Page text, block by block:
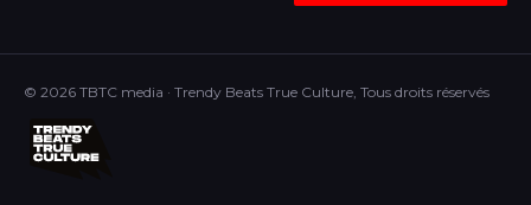
© 2026 TBTC media · Trendy Beats True Culture, Tous droits réservés